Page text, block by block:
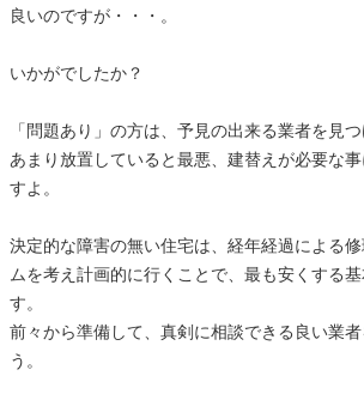
良いのですが・・・。
いかがでしたか？
「問題あり」の方は、予見の出来る業者を見つ
あまり放置していると最悪、建替えが必要な
すよ。
決定的な障害の無い住宅は、経年経過による
ムを考え計画的に行くことで、最も安くする
す。
前々から準備して、真剣に相談できる良い業
う。